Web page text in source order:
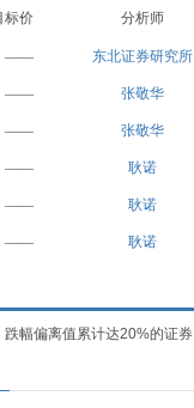
标价 分析师
—— 东北证券研究所
—— 张敬华
—— 张敬华
—— 耿诺
—— 耿诺
—— 耿诺
跌幅偏离值累计达20%的证券